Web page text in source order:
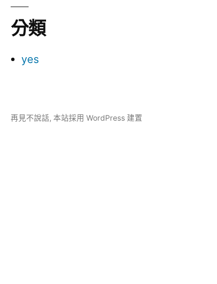
分類
yes
再見不說話, 本站採用 WordPress 建置